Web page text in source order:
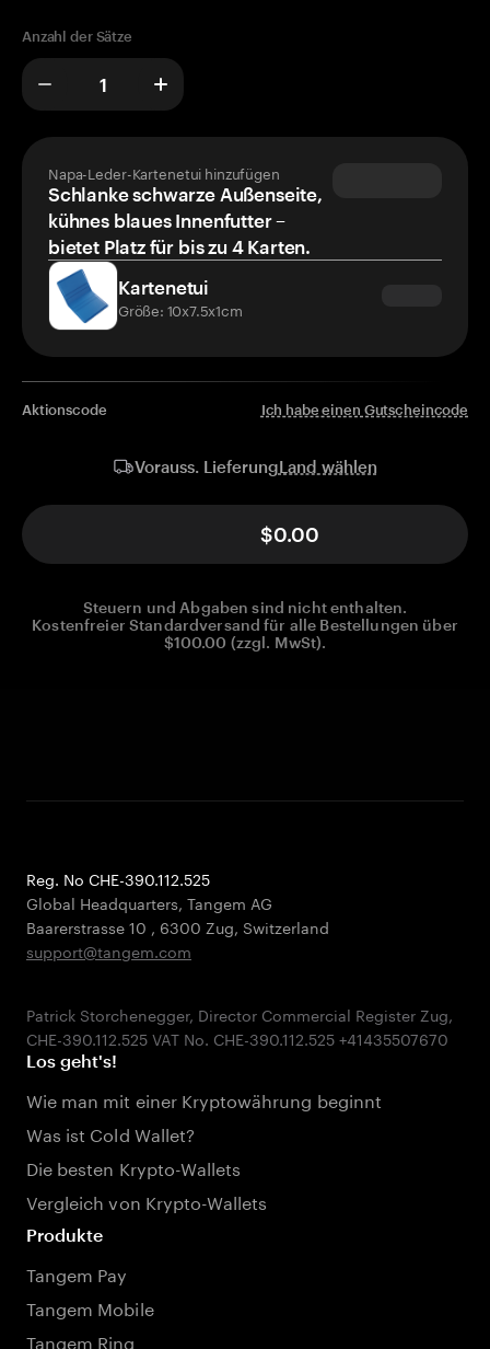
Anzahl der Sätze
Napa-Leder-Kartenetui hinzufügen
Schlanke schwarze Außenseite,
kühnes blaues Innenfutter –
bietet Platz für bis zu 4 Karten.
Kartenetui
Größe: 10x7.5x1cm
Aktionscode Ich habe einen Gutscheincode
Vorauss. LieferungLand wählen
$0.00
Steuern und Abgaben sind nicht enthalten.
Kostenfreier Standardversand für alle Bestellungen über
$100.00 (zzgl. MwSt).
Reg. No CHE-390.112.525
Global Headquarters, Tangem AG
Baarerstrasse 10 , 6300 Zug, Switzerland
support@tangem.com
Patrick Storchenegger, Director Commercial Register Zug,
Los geht's!
Wie man mit einer Kryptowährung beginnt
Was ist Cold Wallet?
Die besten Krypto-Wallets
Vergleich von Krypto-Wallets
Produkte
Tangem Pay
Tangem Mobile
Tangem Ring